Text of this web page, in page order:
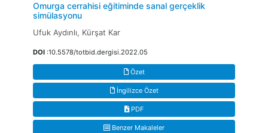
Omurga cerrahisi eğitiminde sanal gerçeklik
simülasyonu
Ufuk Aydınlı, Kürşat Kar
DOI :10.5578/totbid.dergisi.2022.05
Özet
İngilizce Özet
PDF
Benzer Makaleler